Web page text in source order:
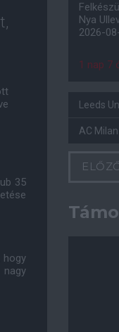
35
hogy
Nya
2026-
1 nap 7
Leeds
AC Milan